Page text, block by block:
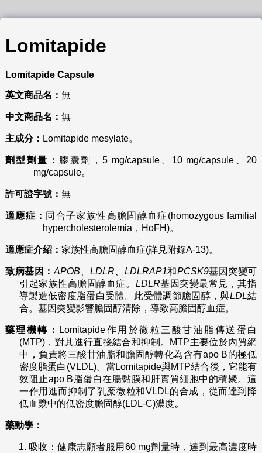
Lomitapide
Lomitapide Capsule
英文商品名： 無
中文商品名： 無
主成分： Lomitapide mesylate。
劑型劑量： 膠囊劑，5 mg/capsule、10 mg/capsule、20
mg/capsule。
許可證字號： 無
適應症： 同合子家族性高膽固醇血症(homozygous familial
hypercholesterolemia，HoFH)。
適應症介紹： 家族性高膽固醇血症(詳見附錄A-13)。
致病基因： APOB LDLR LDLRAP1和PCSK9基因突變可
引起家族性高膽固醇血症。 LDLR基因突變最常見，其指
導製造低密度脂蛋白受體。此受體調節膽固醇，與LDL結
合。基因突變影響膽固醇清除，導致高膽固醇血症。
藥理機轉：
Lomitapide作用於微粒三酸甘油脂傳送蛋白
(MTP)，對其進行直接結合和抑制。MTP主要位於內質網
中，負責將三酸甘油脂和膽固醇轉化為含有apo B的極低
密度脂蛋白(VLDL)。當Lomitapide與MTP結合後，它能有
效阻止apo B脂蛋白在腸黏膜和肝實質細胞中的積聚。這
一作用進而抑制了乳糜微粒和VLDL的合成，從而達到降
低血漿中的低密度膽固醇(LDL-C)濃度。
藥動學：
吸收：健康志願者服用60 mg劑量時，達到最高濃度時